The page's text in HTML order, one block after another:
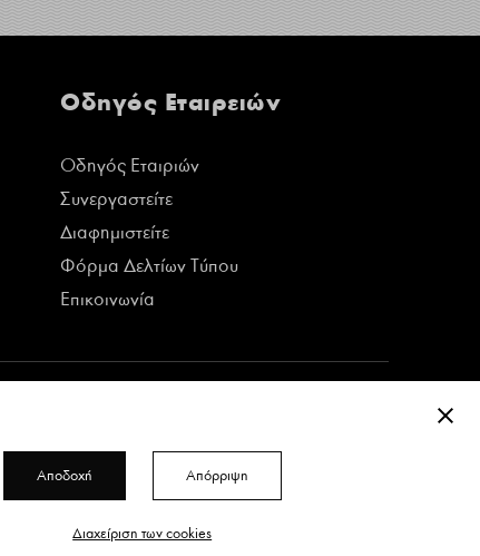
Οδηγός Εταιρειών
Οδηγός Εταιριών
Συνεργαστείτε
Διαφημιστείτε
Φόρμα Δελτίων Τύπου
Επικοινωνία
Δείτε όλα τα τεύχη του περιοδικού
Αποδοχή Απόρριψη
Διαχείριση των cookies